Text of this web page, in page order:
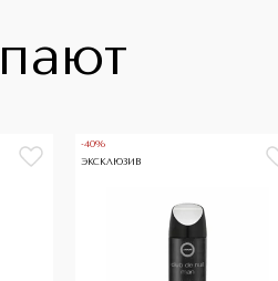
-40%
ЭКСКЛЮЗИВ